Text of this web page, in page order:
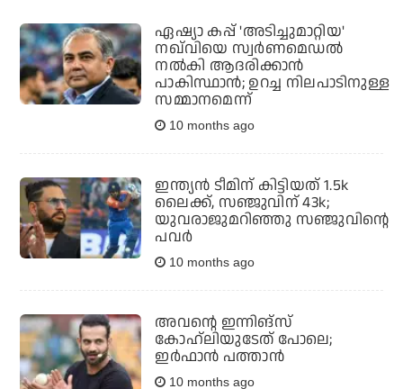
ഏഷ്യാ കപ്പ് 'അടിച്ചുമാറ്റിയ'
നഖ്‌വിയെ സ്വര്‍ണമെഡല്‍
നല്‍കി ആദരിക്കാന്‍
പാകിസ്ഥാന്‍; ഉറച്ച നിലപാടിനുള്ള
സമ്മാനമെന്ന്
10 months ago
ഇന്ത്യന്‍ ടീമിന് കിട്ടിയത് 1.5k
ലൈക്ക്, സഞ്ജുവിന് 43k;
യുവരാജുമറിഞ്ഞു സഞ്ജുവിന്റെ
പവര്‍
10 months ago
അവന്റെ ഇന്നിങ്സ്
കോഹ്ലിയുടേത് പോലെ;
ഇര്‍ഫാന്‍ പത്താന്‍
10 months ago